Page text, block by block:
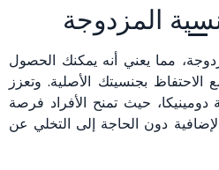
المزدوجة
مما يعني أنه يمكنك الحصول
بجنسيتك الأصلية. وتعزز
حيث تمنح الأفراد فرصة
دون الحاجة إلى التخلي عن